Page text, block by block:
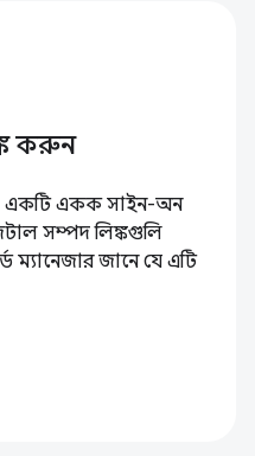
করুন
একটি একক সাইন-অন
সম্পদ লিঙ্কগুলি
ম্যানেজার জানে যে এটি